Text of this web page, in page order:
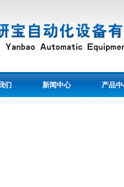
们 新闻中心 产品